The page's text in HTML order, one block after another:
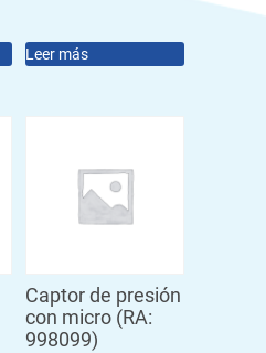
Leer más
Captor de presión
con micro (RA:
998099)